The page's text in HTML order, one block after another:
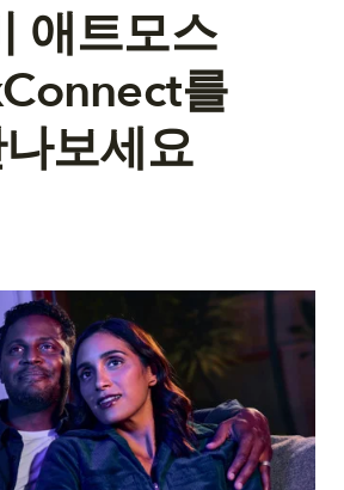
애트모스
를
보세요